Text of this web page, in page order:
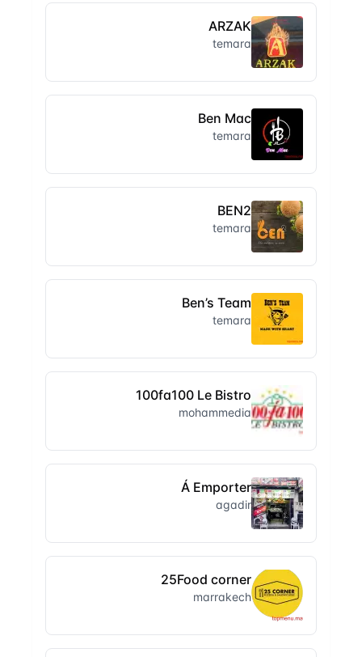
ARZAK
temara
Ben Mac
temara
BEN2
temara
Ben’s Team
temara
100fa100 Le Bistro
mohammedia
Á Emporter
agadir
25Food corner
marrakech